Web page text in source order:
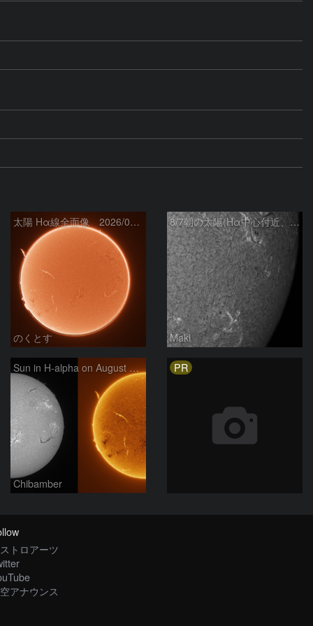
太陽 Hα線全面像 2026/08/07
のくとす
8/7朝の太陽(Hα中心付近、4498、4502付近)
Maki
Sun in H-alpha on August 7, 2026
Chibamber
PR
トロアーツ
アナウンス